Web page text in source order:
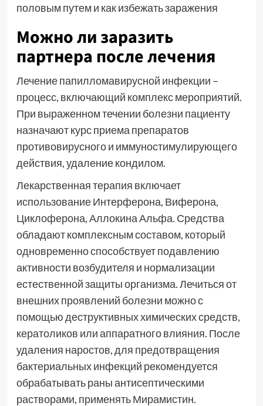
Можно ли заразить
партнера после лечения
Лечение папилломавирусной инфекции –
процесс, включающий комплекс мероприятий.
При выраженном течении болезни пациенту
назначают курс приема препаратов
противовирусного и иммуностимулирующего
действия, удаление кондилом.
Лекарственная терапия включает
использование Интерферона, Виферона,
Циклоферона, Аллокина Альфа. Средства
обладают комплексным составом, который
одновременно способствует подавлению
активности возбудителя и нормализации
естественной защиты организма. Лечиться от
внешних проявлений болезни можно с
помощью деструктивных химических средств,
кератоликов или аппаратного влияния. После
удаления наростов, для предотвращения
бактериальных инфекций рекомендуется
обрабатывать раны антисептическими
растворами, применять Мирамистин.